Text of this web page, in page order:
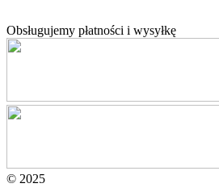
Obsługujemy płatności i wysyłkę
© 2025